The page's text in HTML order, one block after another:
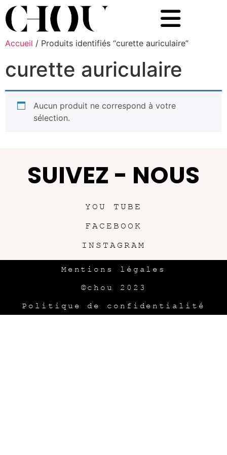
Accueil / Produits identifiés “curette auriculaire”
curette auriculaire
Aucun produit ne correspond à votre
sélection.
SUIVEZ - NOUS
YOU TUBE
FACEBOOK
INSTAGRAM
Mentions légales
©chou 2023
Politique de confidentialité